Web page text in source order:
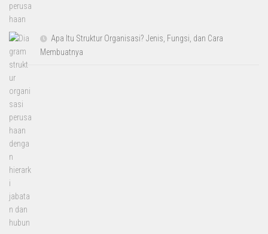
Apa Itu Struktur Organisasi? Jenis, Fungsi, dan Cara
Membuatnya